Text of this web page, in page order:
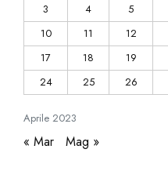
Aprile 2023
3
4 5
10
11 12
17
18 19
24
25 26
« Mar Mag »